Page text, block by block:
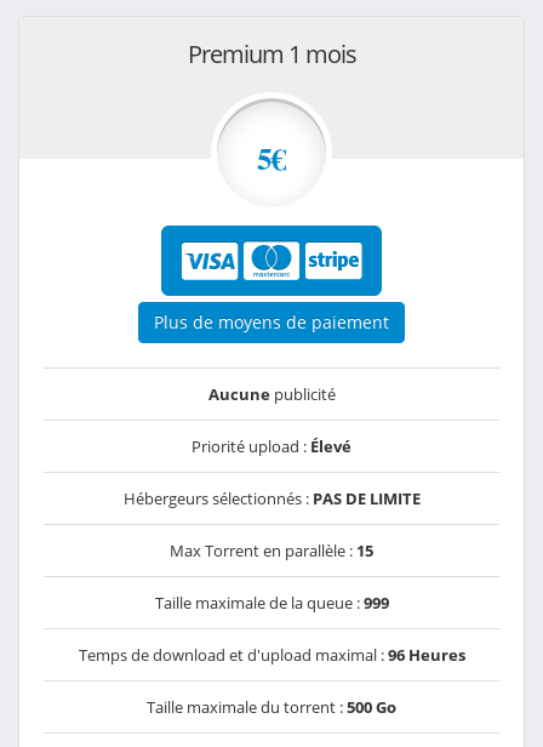
Premium 1 mois
5€
Plus de moyens de paiement
Aucunepublicité
Priorité upload : Élevé
Hébergeurs sélectionnés : PAS DE LIMITE
Max Torrent en parallèle : 15
Taille maximale de la queue :999
Temps de download et d'upload maximal :96 Heures
Taille maximale du torrent :500 Go